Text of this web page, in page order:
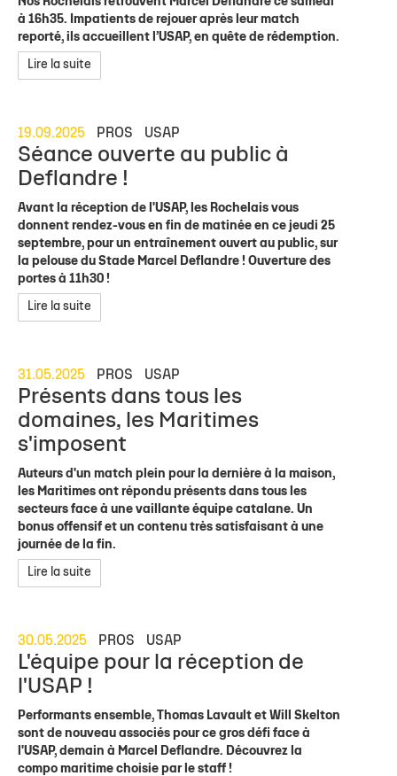
à 16h35. Impatients de rejouer après leur match
reporté, ils accueillent l’USAP, en quête de rédemption.
Lire la suite
19.09.2025 PROS USAP
Séance ouverte au public à
Deflandre !
Avant la réception de l'USAP, les Rochelais vous
donnent rendez-vous en fin de matinée en ce jeudi 25
septembre, pour un entraînement ouvert au public, sur
la pelouse du Stade Marcel Deflandre ! Ouverture des
portes à 11h30 !
Lire la suite
31.05.2025 PROS USAP
Présents dans tous les
domaines, les Maritimes
s'imposent
Auteurs d'un match plein pour la dernière à la maison,
les Maritimes ont répondu présents dans tous les
secteurs face à une vaillante équipe catalane. Un
bonus offensif et un contenu très satisfaisant à une
journée de la fin.
Lire la suite
30.05.2025 PROS USAP
L'équipe pour la réception de
l'USAP !
Performants ensemble, Thomas Lavault et Will Skelton
sont de nouveau associés pour ce gros défi face à
l'USAP, demain à Marcel Deflandre. Découvrez la
compo maritime choisie par le staff !